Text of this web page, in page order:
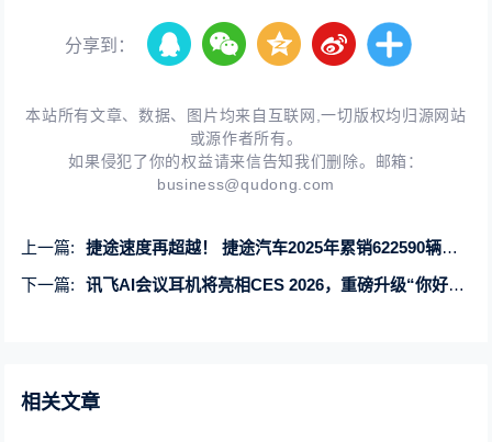
分享到：
本站所有文章、数据、图片均来自互联网,一切版权均归源网站
或源作者所有。
如果侵犯了你的权益请来信告知我们删除。邮箱：
business@qudong.com
上一篇:
捷途速度再超越！ 捷途汽车2025年累销622590辆，同比增长9.5%
下一篇:
讯飞AI会议耳机将亮相CES 2026，重磅升级“你好，小万”语音唤醒功能
相关文章